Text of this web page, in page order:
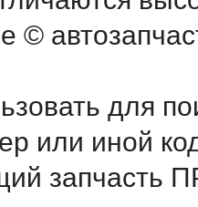
©
для
или иной
запчасть